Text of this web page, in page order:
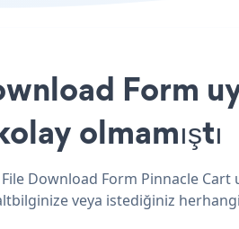
Form
olmamıştı
Download Form Pinnacle Cart
veya istediğiniz